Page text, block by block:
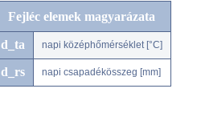
Fejléc elemek magyarázata
d_ta napi középhőmérséklet [°C]
d_rs napi csapadékösszeg [mm]